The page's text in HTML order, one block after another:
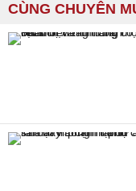
CÙNG CHUYÊN